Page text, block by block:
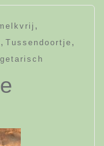
,
, Tussendoortje ,